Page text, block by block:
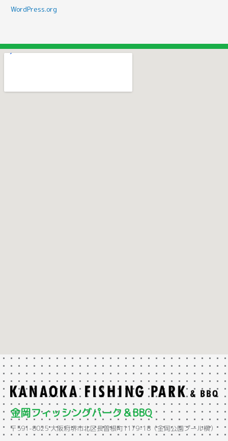
WordPress.org
金岡フィッシングパーク＆BBQ
〒591-8025 大阪府堺市北区長曽根町1179-18（金岡公園プール横）